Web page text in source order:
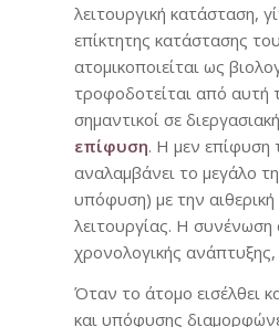
λειτουργική κατάσταση,
επίκτητης κατάστασης
ατομικοποιείται ως
τροφοδοτείται από αυτή
σημαντικοί σε
επίφυση. Η μεν επίφυση
αναλαμβάνει το μεγάλο
υπόφυση) με την
λειτουργίας. Η συνένωση
χρονολογικής
Όταν το άτομο εισέλθει
και υπόφυσης